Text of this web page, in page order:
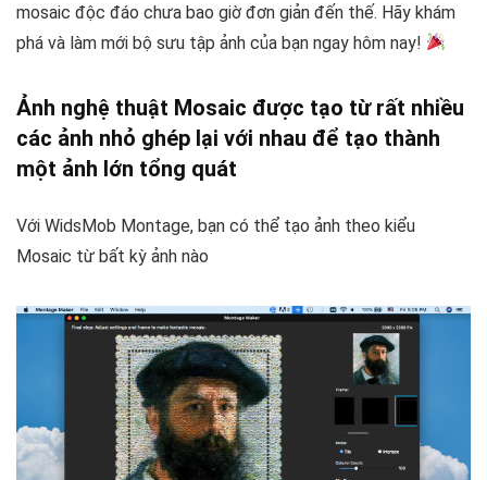
mosaic độc đáo chưa bao giờ đơn giản đến thế. Hãy khám
phá và làm mới bộ sưu tập ảnh của bạn ngay hôm nay!
Ảnh nghệ thuật Mosaic được tạo từ rất nhiều
các ảnh nhỏ ghép lại với nhau để tạo thành
một ảnh lớn tổng quát
Với WidsMob Montage, bạn có thể tạo ảnh theo kiểu
Mosaic từ bất kỳ ảnh nào